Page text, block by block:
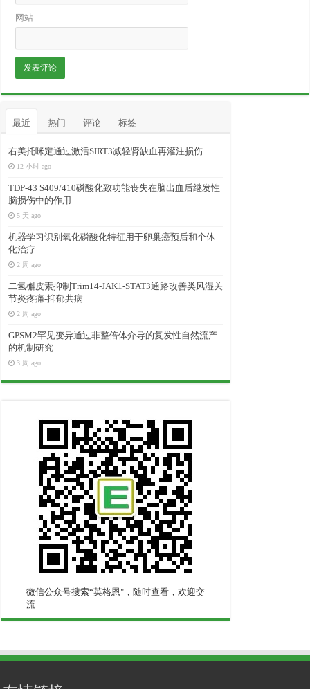
网站
最近 热门 评论 标签
右美托咪定通过激活SIRT3减轻肾缺血再灌注损伤
12 小时 ago
TDP-43 S409/410磷酸化致功能丧失在脑出血后继发性
脑损伤中的作用
5 天 ago
机器学习识别氧化磷酸化特征用于卵巢癌预后和个体
化治疗
2 周 ago
二氢槲皮素抑制Trim14-JAK1-STAT3通路改善类风湿关
节炎疼痛-抑郁共病
2 周 ago
GPSM2罕见变异通过非整倍体介导的复发性自然流产
的机制研究
3 周 ago
微信公众号搜索“英格恩"，随时查看，欢迎交
流